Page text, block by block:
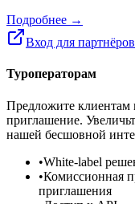
Подробнее →
Вход для партнёров
Туроператорам
Предложите клиентам
приглашение.
нашей бесшовной
•White-label
•Комиссионная
приглашения